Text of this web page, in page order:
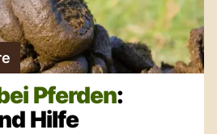
Pferden:
Hilfe